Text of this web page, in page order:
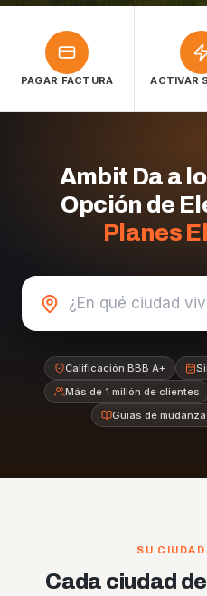
PAGAR FACTURA ACTIVAR
Ambit Da a
Opción de
Planes
Calificación BBB A+
Más de 1 millón de clientes
Guías de
SU
Cada ciudad